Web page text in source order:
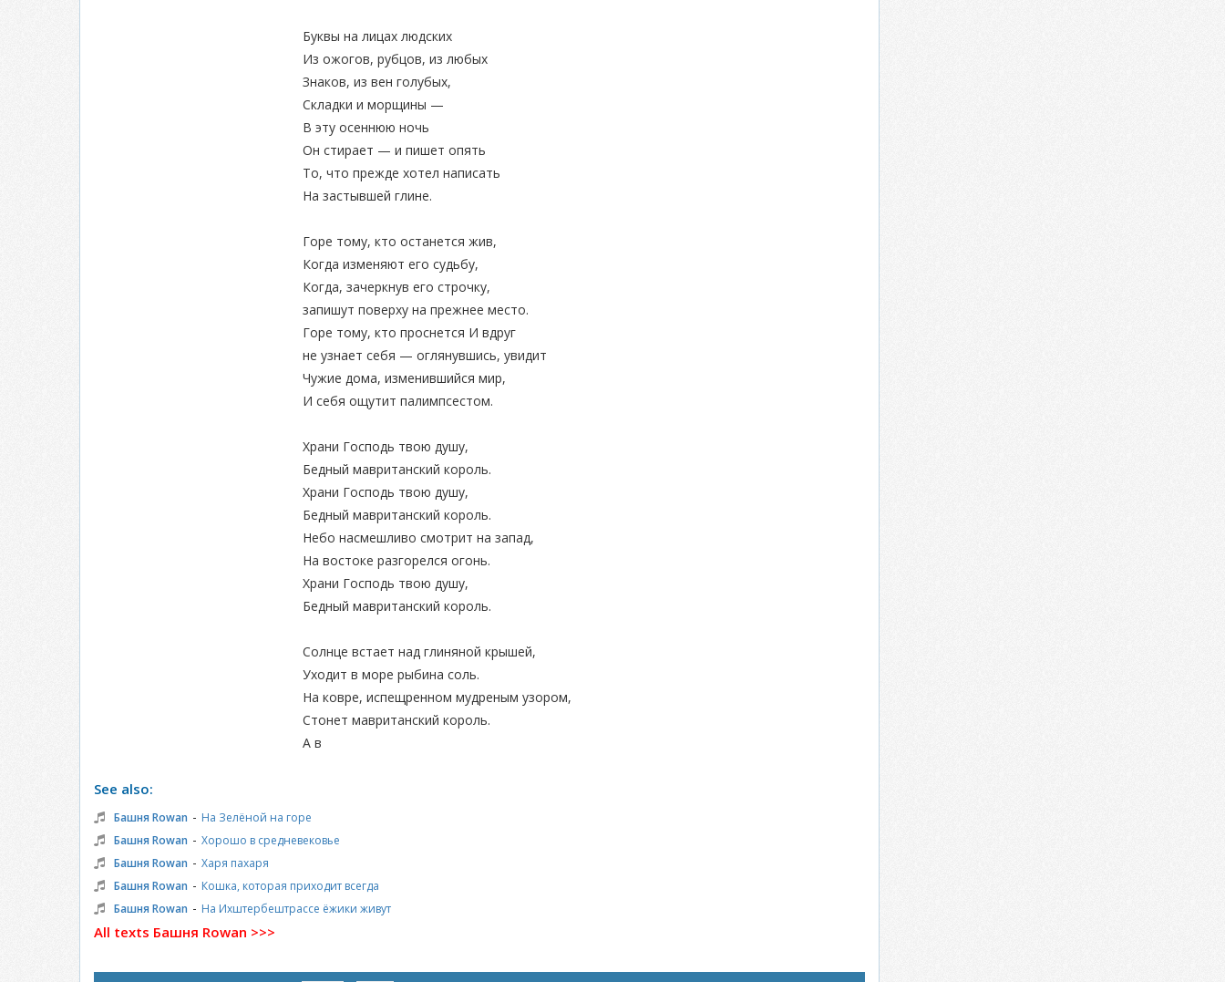
Буквы на лицах людских
Из ожогов, рубцов, из любых
Знаков, из вен голубых,
Складки и морщины —
В эту осеннюю ночь
Он стирает — и пишет опять
То, что прежде хотел написать
На застывшей глине.
Горе тому, кто останется жив,
Когда изменяют его судьбу,
Когда, зачеркнув его строчку,
запишут поверху на прежнее место.
Горе тому, кто проснется И вдруг
не узнает себя — оглянувшись, увидит
Чужие дома, изменившийся мир,
И себя ощутит палимпсестом.
Храни Господь твою душу,
Бедный мавританский король.
Храни Господь твою душу,
Бедный мавританский король.
Небо насмешливо смотрит на запад,
На востоке разгорелся огонь.
Храни Господь твою душу,
Бедный мавританский король.
Солнце встает над глиняной крышей,
Уходит в море рыбина соль.
На ковре, испещренном мудреным узором,
Стонет мавританский король.
А в
See also:
Башня Rowan - На Зелёной на горе
Башня Rowan - Хорошо в средневековье
Башня Rowan - Харя пахаря
Башня Rowan - Кошка, которая приходит всегда
Башня Rowan - На Ихштербештрассе ёжики живут
All texts Башня Rowan >>>